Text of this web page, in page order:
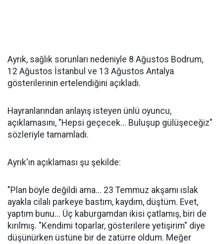
Ayrık, sağlık sorunları nedeniyle 8 Ağustos Bodrum,
12 Ağustos İstanbul ve 13 Ağustos Antalya
gösterilerinin ertelendiğini açıkladı.
Hayranlarından anlayış isteyen ünlü oyuncu,
açıklamasını, "Hepsi geçecek... Buluşup gülüşeceğiz"
sözleriyle tamamladı.
Ayrık'ın açıklaması şu şekilde:
"Plan böyle değildi ama... 23 Temmuz akşamı ıslak
ayakla cilalı parkeye bastım, kaydım, düştüm. Evet,
yaptım bunu... Üç kaburgamdan ikisi çatlamış, biri de
kırılmış. "Kendimi toparlar, gösterilere yetişirim" diye
düşünürken üstüne bir de zatürre oldum. Meğer